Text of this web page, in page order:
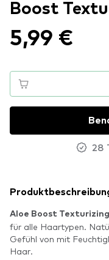
Boost
5,99 €
28
Aloe Boost
für alle Haartypen.
Gefühl von mit
Haar.